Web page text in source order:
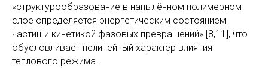
«структурообразование в напылённом полимерном
слое определяется энергетическим состоянием
частиц и кинетикой фазовых превращений» [8,11], что
обусловливает нелинейный характер влияния
теплового режима.